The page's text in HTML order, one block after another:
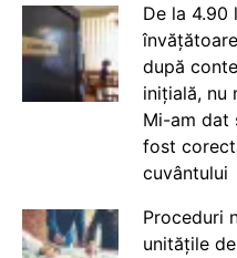
De la 4.90
după
inițială, nu
Mi-am dat
fost
cuvântului
Proceduri
unitățile